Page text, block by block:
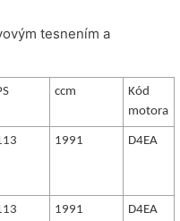
tesnením a
ccm
Kód
motora
1991 D4EA
1991 D4EA